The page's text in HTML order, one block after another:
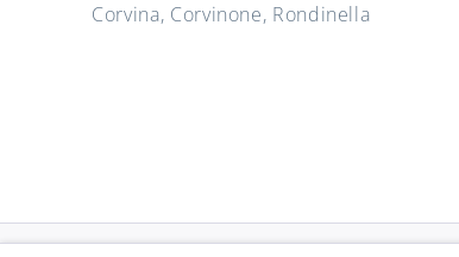
Corvina, Corvinone, Rondinella